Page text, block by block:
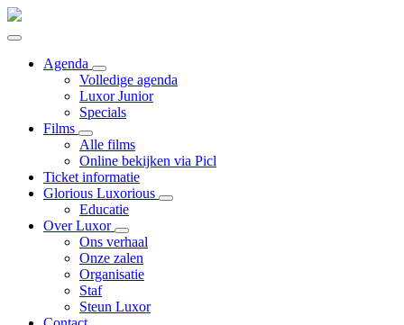
Agenda
Volledige agenda
Luxor Junior
Specials
Films
Alle films
Online bekijken via Picl
Ticket informatie
Glorious Luxorious
Educatie
Over Luxor
Ons verhaal
Onze zalen
Organisatie
Staf
Steun Luxor